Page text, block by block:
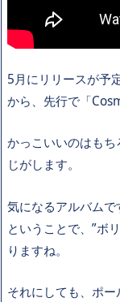
5月にリリースが予
から、先行で「
かっこいいのはも
じがします。
気になるアルバム
ということで、”ボ
りますね。
それにしても、ポ